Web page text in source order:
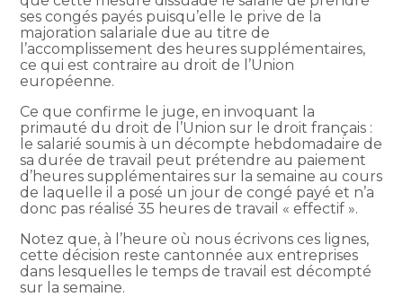
ses congés payés puisqu’elle le prive de la
majoration salariale due au titre de
l’accomplissement des heures supplémentaires,
ce qui est contraire au droit de l’Union
européenne.
Ce que confirme le juge, en invoquant la
primauté du droit de l’Union sur le droit français :
le salarié soumis à un décompte hebdomadaire de
sa durée de travail peut prétendre au paiement
d’heures supplémentaires sur la semaine au cours
de laquelle il a posé un jour de congé payé et n’a
donc pas réalisé 35 heures de travail « effectif ».
Notez que, à l’heure où nous écrivons ces lignes,
cette décision reste cantonnée aux entreprises
dans lesquelles le temps de travail est décompté
sur la semaine.